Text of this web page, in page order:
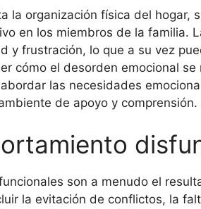
la organización física del hogar,
en los miembros de la familia.
y frustración, lo que a su vez
cómo el desorden emocional se
las necesidades
de apoyo y comprensión.
son a menudo el
la evitación de conflictos, la